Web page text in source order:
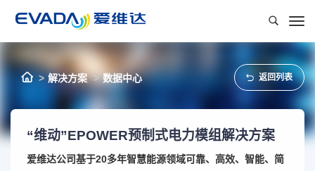
解决方案 数据中心 返回列表
“维动”EPOWER预制式电力模组解决方案
爱维达公司基于20多年智慧能源领域可靠、高效、智能、简